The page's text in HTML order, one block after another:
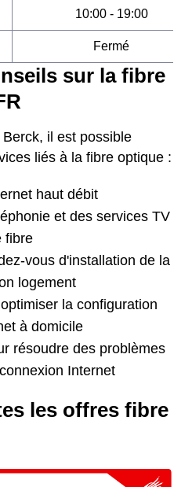
10:00 - 19:00
Fermé
sur la fibre
il est possible
liés à la fibre optique :
haut débit
et des services TV
fibre
vous d'installation de la
logement
la configuration
à domicile
résoudre des problèmes
Internet
les offres fibre